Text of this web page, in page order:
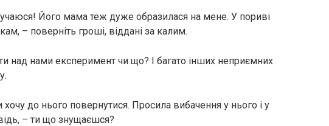
Його мама теж дуже образилася на мене. У пориві
– поверніть гроші, віддані за калим.
над нами експеримент чи що? І багато інших неприємних
хочу до нього повернутися. Просила вибачення у нього і у
– ти що знущаєшся?